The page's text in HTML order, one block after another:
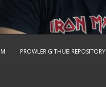
PROWLER GITHUB REPOSITORY